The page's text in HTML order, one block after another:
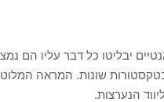
יבליטו כל דבר עליו הם
שונות. המראה